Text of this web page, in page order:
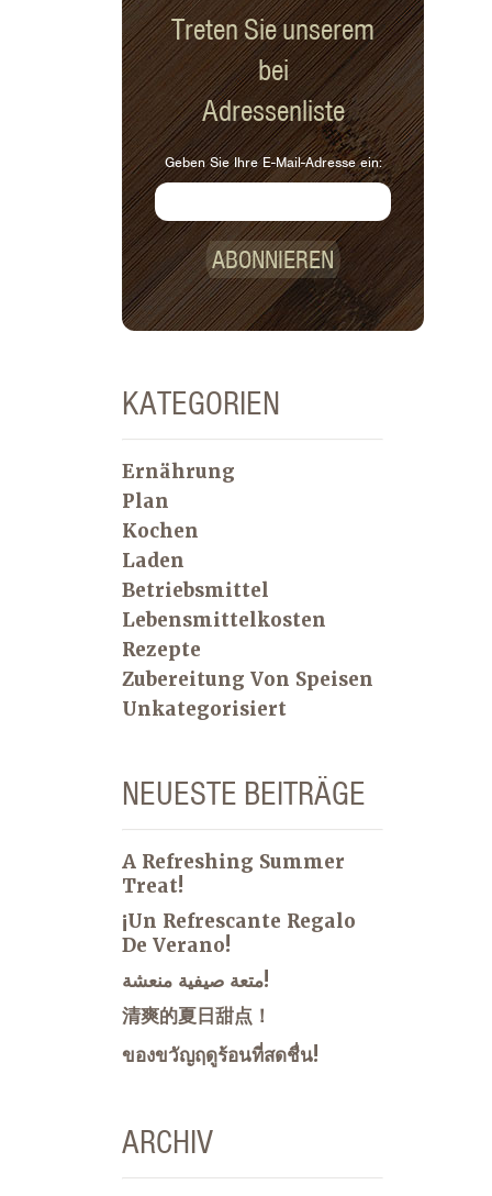
Eiscreme vorziehen würde!
Treten Sie unserem
bei
Adressenliste
Geben Sie Ihre E-Mail-Adresse ein:
ABONNIEREN
KATEGORIEN
Ernährung
Plan
Kochen
Laden
Betriebsmittel
Lebensmittelkosten
Rezepte
Zubereitung Von Speisen
Unkategorisiert
NEUESTE BEITRÄGE
A Refreshing Summer
Treat!
¡Un Refrescante Regalo
De Verano!
متعة صيفية منعشة!
清爽的夏日甜点！
ของขวัญฤดูร้อนที่สดชื่น!
ARCHIV